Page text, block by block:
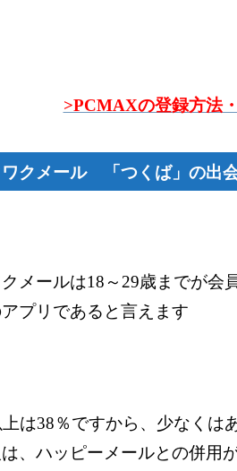
>PCMAXの登録方法
クメール 「つくば」の出
メールは18～29歳までが会
アプリであると言えます
は38％ですから、少な くは
、ハッピーメールとの併用